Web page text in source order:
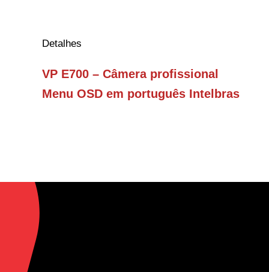
Detalhes
VP E700 – Câmera profissional
Menu OSD em português Intelbras